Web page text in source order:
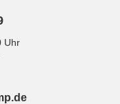
Uhr